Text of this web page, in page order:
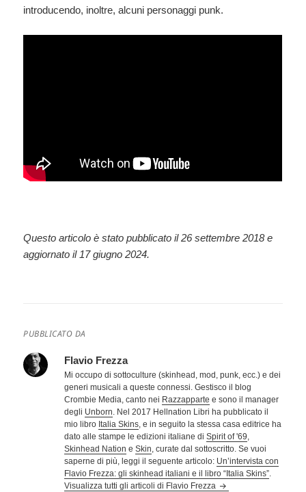
introducendo, inoltre, alcuni personaggi punk.
Questo articolo è stato pubblicato il 26 settembre 2018 e
aggiornato il 17 giugno 2024.
PUBBLICATO DA
Flavio Frezza
Mi occupo di sottoculture (skinhead, mod, punk, ecc.) e dei
generi musicali a queste connessi. Gestisco il blog
Crombie Media, canto nei Razzapparte e sono il manager
degli Unborn. Nel 2017 Hellnation Libri ha pubblicato il
mio libro Italia Skins, e in seguito la stessa casa editrice ha
dato alle stampe le edizioni italiane diSpirit of '69,
Skinhead Nation eSkin, curate dal sottoscritto. Se vuoi
saperne di più, leggi il seguente articolo: Un’intervista con
Flavio Frezza: gli skinhead italiani e il libro “Italia Skins”.
Visualizza tutti gli articoli di Flavio Frezza